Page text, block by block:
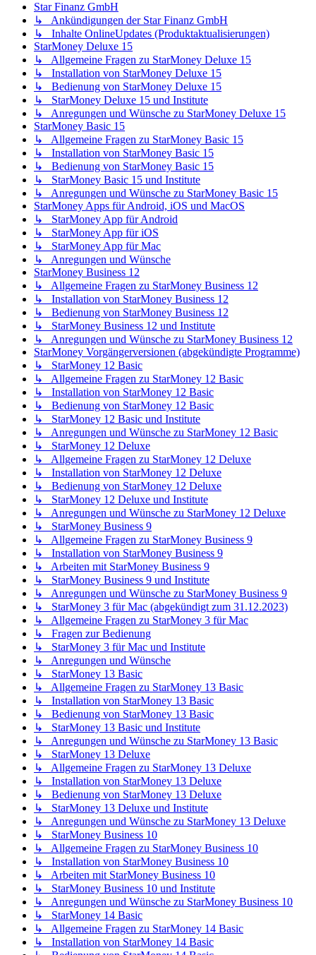
Star Finanz GmbH
↳ Ankündigungen der Star Finanz GmbH
↳ Inhalte OnlineUpdates (Produktaktualisierungen)
StarMoney Deluxe 15
↳ Allgemeine Fragen zu StarMoney Deluxe 15
↳ Installation von StarMoney Deluxe 15
↳ Bedienung von StarMoney Deluxe 15
↳ StarMoney Deluxe 15 und Institute
↳ Anregungen und Wünsche zu StarMoney Deluxe 15
StarMoney Basic 15
↳ Allgemeine Fragen zu StarMoney Basic 15
↳ Installation von StarMoney Basic 15
↳ Bedienung von StarMoney Basic 15
↳ StarMoney Basic 15 und Institute
↳ Anregungen und Wünsche zu StarMoney Basic 15
StarMoney Apps für Android, iOS und MacOS
↳ StarMoney App für Android
↳ StarMoney App für iOS
↳ StarMoney App für Mac
↳ Anregungen und Wünsche
StarMoney Business 12
↳ Allgemeine Fragen zu StarMoney Business 12
↳ Installation von StarMoney Business 12
↳ Bedienung von StarMoney Business 12
↳ StarMoney Business 12 und Institute
↳ Anregungen und Wünsche zu StarMoney Business 12
StarMoney Vorgängerversionen (abgekündigte Programme)
↳ StarMoney 12 Basic
↳ Allgemeine Fragen zu StarMoney 12 Basic
↳ Installation von StarMoney 12 Basic
↳ Bedienung von StarMoney 12 Basic
↳ StarMoney 12 Basic und Institute
↳ Anregungen und Wünsche zu StarMoney 12 Basic
↳ StarMoney 12 Deluxe
↳ Allgemeine Fragen zu StarMoney 12 Deluxe
↳ Installation von StarMoney 12 Deluxe
↳ Bedienung von StarMoney 12 Deluxe
↳ StarMoney 12 Deluxe und Institute
↳ Anregungen und Wünsche zu StarMoney 12 Deluxe
↳ StarMoney Business 9
↳ Allgemeine Fragen zu StarMoney Business 9
↳ Installation von StarMoney Business 9
↳ Arbeiten mit StarMoney Business 9
↳ StarMoney Business 9 und Institute
↳ Anregungen und Wünsche zu StarMoney Business 9
↳ StarMoney 3 für Mac (abgekündigt zum 31.12.2023)
↳ Allgemeine Fragen zu StarMoney 3 für Mac
↳ Fragen zur Bedienung
↳ StarMoney 3 für Mac und Institute
↳ Anregungen und Wünsche
↳ StarMoney 13 Basic
↳ Allgemeine Fragen zu StarMoney 13 Basic
↳ Installation von StarMoney 13 Basic
↳ Bedienung von StarMoney 13 Basic
↳ StarMoney 13 Basic und Institute
↳ Anregungen und Wünsche zu StarMoney 13 Basic
↳ StarMoney 13 Deluxe
↳ Allgemeine Fragen zu StarMoney 13 Deluxe
↳ Installation von StarMoney 13 Deluxe
↳ Bedienung von StarMoney 13 Deluxe
↳ StarMoney 13 Deluxe und Institute
↳ Anregungen und Wünsche zu StarMoney 13 Deluxe
↳ StarMoney Business 10
↳ Allgemeine Fragen zu StarMoney Business 10
↳ Installation von StarMoney Business 10
↳ Arbeiten mit StarMoney Business 10
↳ StarMoney Business 10 und Institute
↳ Anregungen und Wünsche zu StarMoney Business 10
↳ StarMoney 14 Basic
↳ Allgemeine Fragen zu StarMoney 14 Basic
↳ Installation von StarMoney 14 Basic